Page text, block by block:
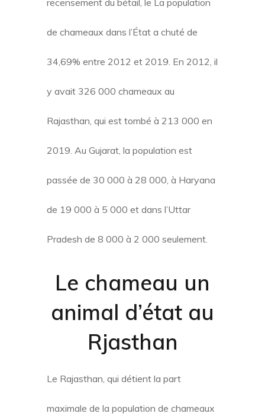
recensement du bétail, le La population
de chameaux dans l’État a chuté de
34,69% entre 2012 et 2019. En 2012, il
y avait 326 000 chameaux au
Rajasthan, qui est tombé à 213 000 en
2019. Au Gujarat, la population est
passée de 30 000 à 28 000, à Haryana
de 19 000 à 5 000 et dans l’Uttar
Pradesh de 8 000 à 2 000 seulement.
Le chameau un
animal d’état au
Rjasthan
Le Rajasthan, qui détient la part
maximale de la population de chameaux